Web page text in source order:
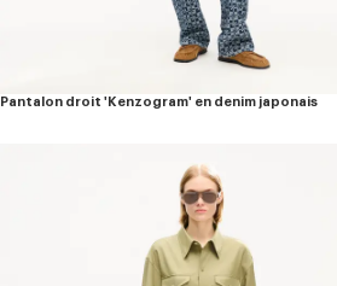
Pantalon droit 'Kenzogram' en denim japonais